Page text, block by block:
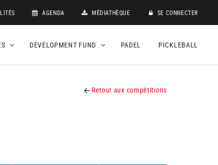
AGENDA MÉDIATHÈQUE SE CONNECTER
DEVELOPMENT FUND PADEL PICKLEBALL
Retour aux compétitions